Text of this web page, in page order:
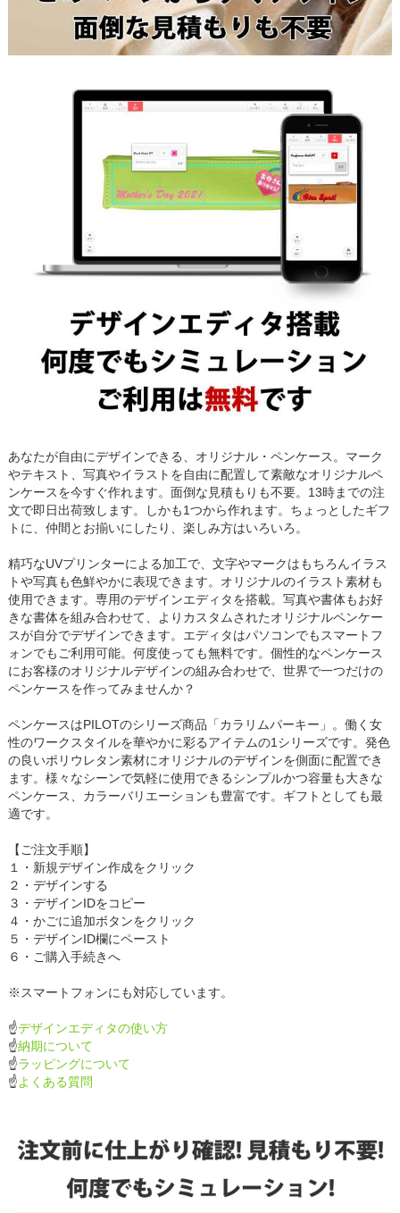
あなたが自由にデザインできる、オリジナル・ペンケース。マーク
やテキスト、写真やイラストを自由に配置して素敵なオリジナルペ
ンケースを今すぐ作れます。面倒な見積もりも不要。13時までの注
文で即日出荷致します。しかも1つから作れます。ちょっとしたギフ
トに、仲間とお揃いにしたり、楽しみ方はいろいろ。
精巧なUVプリンターによる加工で、文字やマークはもちろんイラス
トや写真も色鮮やかに表現できます。オリジナルのイラスト素材も
使用できます。専用のデザインエディタを搭載。写真や書体もお好
きな書体を組み合わせて、よりカスタムされたオリジナルペンケー
スが自分でデザインできます。エディタはパソコンでもスマートフ
ォンでもご利用可能。何度使っても無料です。個性的なペンケース
にお客様のオリジナルデザインの組み合わせで、世界で一つだけの
ペンケースを作ってみませんか？
ペンケースはPILOTのシリーズ商品「カラリムパーキー」。働く女
性のワークスタイルを華やかに彩るアイテムの1シリーズです。発色
の良いポリウレタン素材にオリジナルのデザインを側面に配置でき
ます。様々なシーンで気軽に使用できるシンプルかつ容量も大きな
ペンケース、カラーバリエーションも豊富です。ギフトとしても最
適です。
【ご注文手順】
１・新規デザイン作成をクリック
２・デザインする
３・デザインIDをコピー
４・かごに追加ボタンをクリック
５・デザインID欄にペースト
６・ご購入手続きへ
※スマートフォンにも対応しています。
☝デザインエディタの使い方
☝納期について
☝ラッピングについて
☝よくある質問